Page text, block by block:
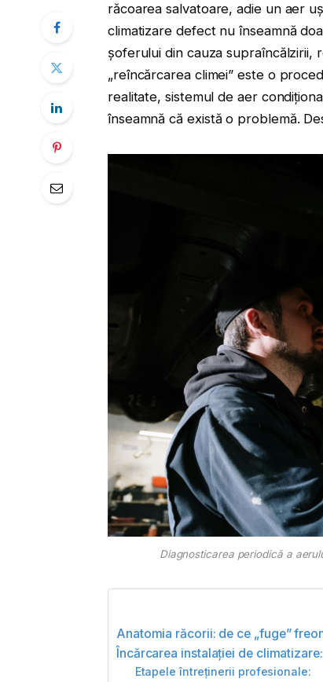
răcoarea salvatoare, adie un aer
climatizare defect nu înseamnă
șoferului din cauza
„reîncărcarea climei” este o
realitate, sistemul de aer
înseamnă că există o problemă.
Diagnosticarea periodică a
Anatomia răcorii: de ce „fuge”
Încărcarea instalației de
Etapele întreținerii profesionale: